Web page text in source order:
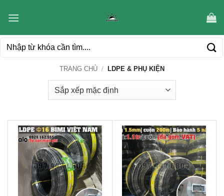
qua
dung
Tìm
TRANG CHỦ / LDPE & PHỤ KIỆN